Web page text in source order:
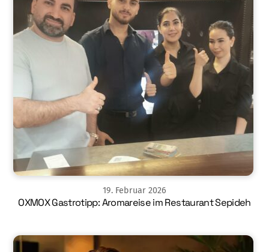
19. Februar 2026
OXMOX Gastrotipp: Aromareise im Restaurant Sepideh